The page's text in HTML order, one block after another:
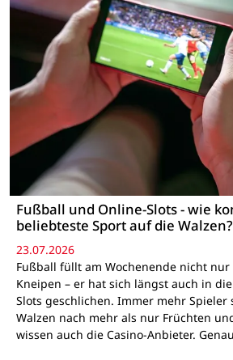
Fußball und Online-Slots - wie
beliebteste Sport auf die Walzen?
23.07.2026
Fußball füllt am Wochenende nicht nur
Kneipen – er hat sich längst auch in
Slots geschlichen. Immer mehr Spieler
Walzen nach mehr als nur Früchten
wissen auch die Casino-Anbieter.